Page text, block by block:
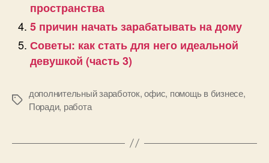
пространства
5 причин начать зарабатывать на дому
Советы: как стать для него идеальной
девушкой (часть 3)
Позначки
дополнительный заработок,офис, помощь в бизнесе,
Поради, работа